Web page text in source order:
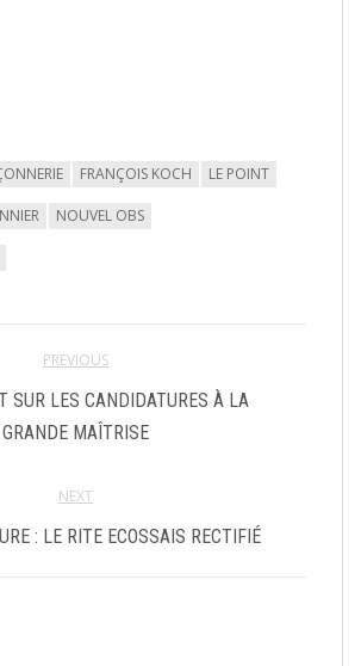
FRANÇOIS KOCH LE POINT
NOUVEL OBS
PREVIOUS
SUR LES CANDIDATURES À LA
GRANDE MAÎTRISE
NEXT
: LE RITE ECOSSAIS RECTIFIÉ